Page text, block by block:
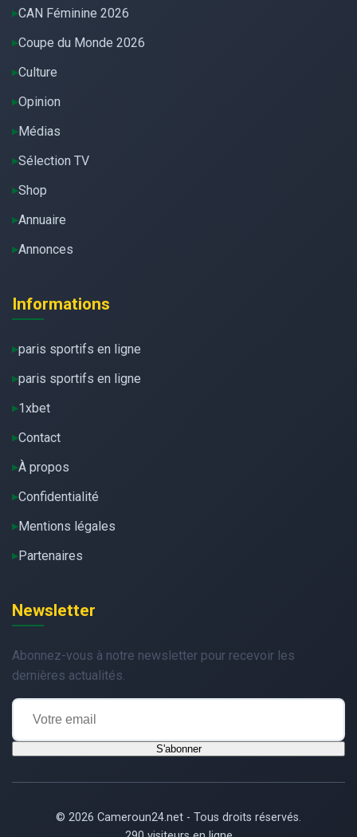
CAN Féminine 2026
Coupe du Monde 2026
Culture
Opinion
Médias
Sélection TV
Shop
Annuaire
Annonces
Informations
paris sportifs en ligne
paris sportifs en ligne
1xbet
Contact
À propos
Confidentialité
Mentions légales
Partenaires
Newsletter
Abonnez-vous à notre newsletter pour recevoir les
dernières actualités.
S'abonner
© 2026 Cameroun24.net - Tous droits réservés.